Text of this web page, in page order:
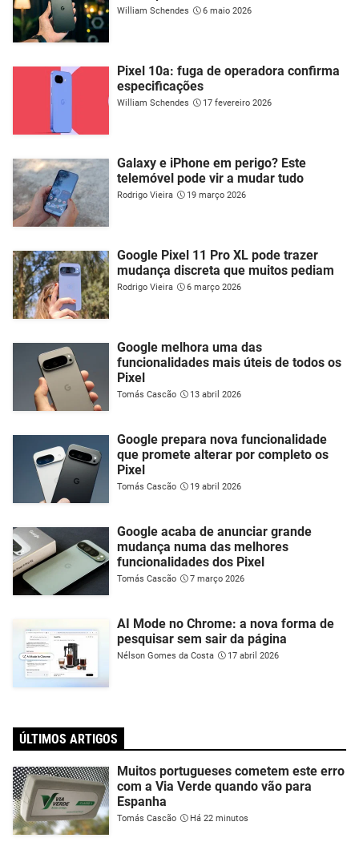
William Schendes 6 maio 2026
Pixel 10a: fuga de operadora confirma
especificações
William Schendes 17 fevereiro 2026
Galaxy e iPhone em perigo? Este
telemóvel pode vir a mudar tudo
Rodrigo Vieira 19 março 2026
Google Pixel 11 Pro XL pode trazer
mudança discreta que muitos pediam
Rodrigo Vieira 6 março 2026
Google melhora uma das
funcionalidades mais úteis de todos os
Pixel
Tomás Cascão 13 abril 2026
Google prepara nova funcionalidade
que promete alterar por completo os
Pixel
Tomás Cascão 19 abril 2026
Google acaba de anunciar grande
mudança numa das melhores
funcionalidades dos Pixel
Tomás Cascão 7 março 2026
AI Mode no Chrome: a nova forma de
pesquisar sem sair da página
Nélson Gomes da Costa 17 abril 2026
ÚLTIMOS ARTIGOS
Muitos portugueses cometem este erro
com a Via Verde quando vão para
Espanha
Tomás Cascão Há 22 minutos